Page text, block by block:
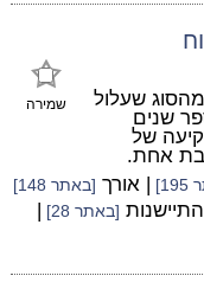
שמירה
שעלול
שנים
של
אחת.
| אורך [באתר 148]
[באתר 28]
|